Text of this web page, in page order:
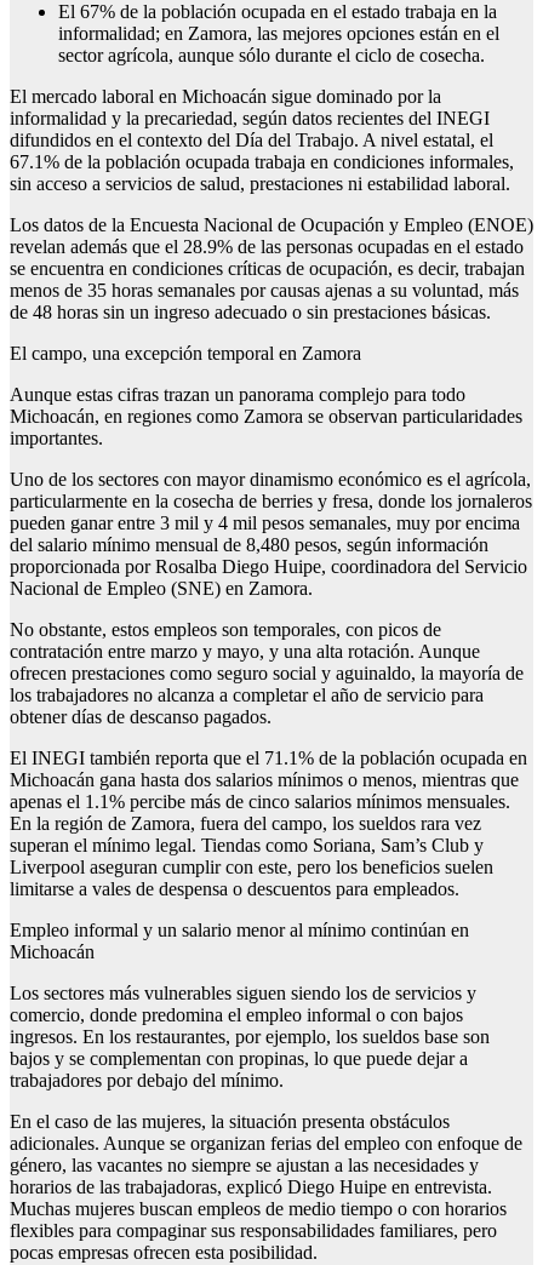
El 67% de la población ocupada en el estado trabaja en la
informalidad; en Zamora, las mejores opciones están en el
sector agrícola, aunque sólo durante el ciclo de cosecha.
El mercado laboral en Michoacán sigue dominado por la
informalidad y la precariedad, según datos recientes del INEGI
difundidos en el contexto del Día del Trabajo. A nivel estatal, el
67.1% de la población ocupada trabaja en condiciones informales,
sin acceso a servicios de salud, prestaciones ni estabilidad laboral.
Los datos de la Encuesta Nacional de Ocupación y Empleo (ENOE)
revelan además que el 28.9% de las personas ocupadas en el estado
se encuentra en condiciones críticas de ocupación, es decir, trabajan
menos de 35 horas semanales por causas ajenas a su voluntad, más
de 48 horas sin un ingreso adecuado o sin prestaciones básicas.
El campo, una excepción temporal en Zamora
Aunque estas cifras trazan un panorama complejo para todo
Michoacán, en regiones como Zamora se observan particularidades
importantes.
Uno de los sectores con mayor dinamismo económico es el agrícola,
particularmente en la cosecha de berries y fresa, donde los jornaleros
pueden ganar entre 3 mil y 4 mil pesos semanales, muy por encima
del salario mínimo mensual de 8,480 pesos, según información
proporcionada por Rosalba Diego Huipe, coordinadora del Servicio
Nacional de Empleo (SNE) en Zamora.
No obstante, estos empleos son temporales, con picos de
contratación entre marzo y mayo, y una alta rotación. Aunque
ofrecen prestaciones como seguro social y aguinaldo, la mayoría de
los trabajadores no alcanza a completar el año de servicio para
obtener días de descanso pagados.
El INEGI también reporta que el 71.1% de la población ocupada en
Michoacán gana hasta dos salarios mínimos o menos, mientras que
apenas el 1.1% percibe más de cinco salarios mínimos mensuales.
En la región de Zamora, fuera del campo, los sueldos rara vez
superan el mínimo legal. Tiendas como Soriana, Sam’s Club y
Liverpool aseguran cumplir con este, pero los beneficios suelen
limitarse a vales de despensa o descuentos para empleados.
Empleo informal y un salario menor al mínimo continúan en
Michoacán
Los sectores más vulnerables siguen siendo los de servicios y
comercio, donde predomina el empleo informal o con bajos
ingresos. En los restaurantes, por ejemplo, los sueldos base son
bajos y se complementan con propinas, lo que puede dejar a
trabajadores por debajo del mínimo.
En el caso de las mujeres, la situación presenta obstáculos
adicionales. Aunque se organizan ferias del empleo con enfoque de
género, las vacantes no siempre se ajustan a las necesidades y
horarios de las trabajadoras, explicó Diego Huipe en entrevista.
Muchas mujeres buscan empleos de medio tiempo o con horarios
flexibles para compaginar sus responsabilidades familiares, pero
pocas empresas ofrecen esta posibilidad.